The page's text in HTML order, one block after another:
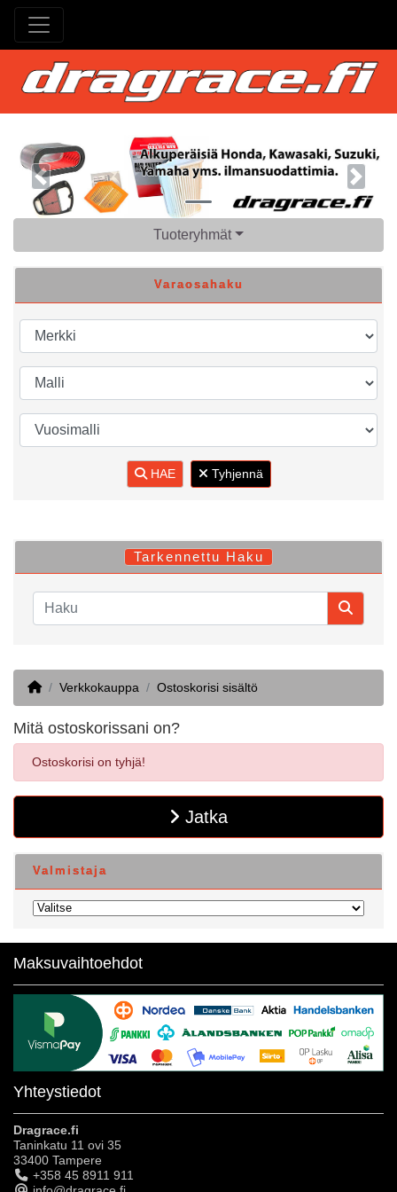
Previous Next
Tuoteryhmät
Varaosahaku
HAE Tyhjennä
Tarkennettu Haku
HomeVerkkokauppa Ostoskorisi sisältö
Mitä ostoskorissani on?
Ostoskorisi on tyhjä!
Jatka
Valmistaja
Maksuvaihtoehdot
Yhteystiedot
Dragrace.fi
Taninkatu 11 ovi 35
33400 Tampere
+358 45 8911 911